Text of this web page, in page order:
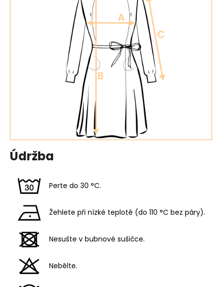
Údržba
Perte do 30 °C.
Žehlete při nízké teplotě (do 110 °C bez páry).
Nesušte v bubnové sušičce.
Nebělte.